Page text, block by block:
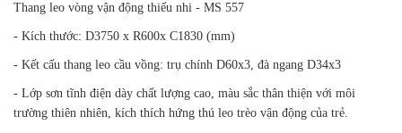
Thang leo vòng vận động thiếu nhi - MS 557
- Kích thước: D3750 x R600x C1830 (mm)
- Kết cấu thang leo cầu vồng: trụ chính D60x3, đà ngang D34x3
- Lớp sơn tĩnh điện dày chất lượng cao, màu sắc thân thiện với môi
trường thiên nhiên, kích thích hứng thú leo trèo vận động của trẻ.